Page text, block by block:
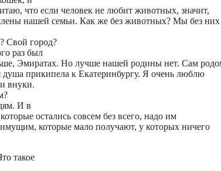
что если человек не любит животных, значит,
нашей семьи. Как же без животных? Мы без них
Свой город?
раз был
Эмиратах. Но лучше нашей родины нет. Сам
душа прикипела к Екатеринбургу. Я очень люблю
внуки.
И в
остались совсем без всего, надо им
которые мало получают, у которых ничего
такое